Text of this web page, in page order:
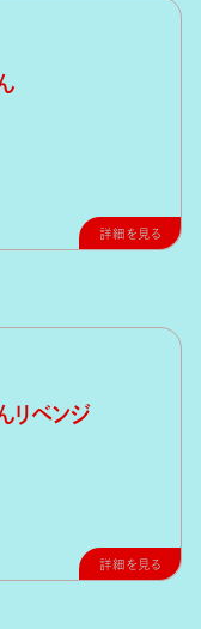
詳細を見る
リベンジ
詳細を見る